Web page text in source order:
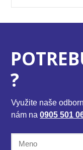
?
Využite naše
nám na0905 501